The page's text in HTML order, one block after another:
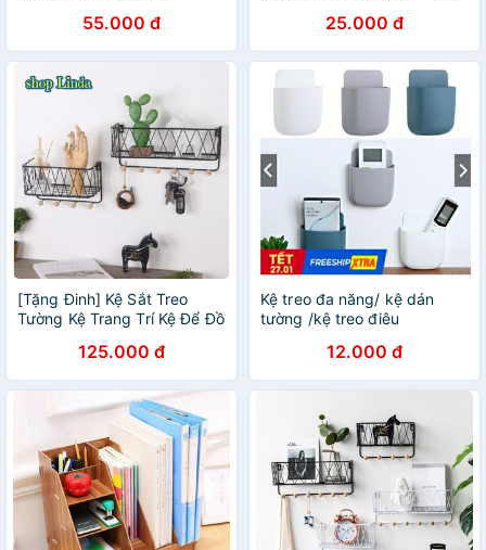
trang trí phòng ngủ
55.000 đ 25.000 đ
[Tặng Đinh] Kệ Sắt Treo
Tường Kệ Trang Trí Kệ Để Đồ
125.000 đ
Kệ treo đa năng/ kệ dán
tường /kệ treo điêu
12.000 đ